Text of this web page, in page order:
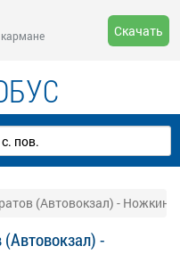
Скачать
(Автовокзал) - Ножкино
(Автовокзал) -